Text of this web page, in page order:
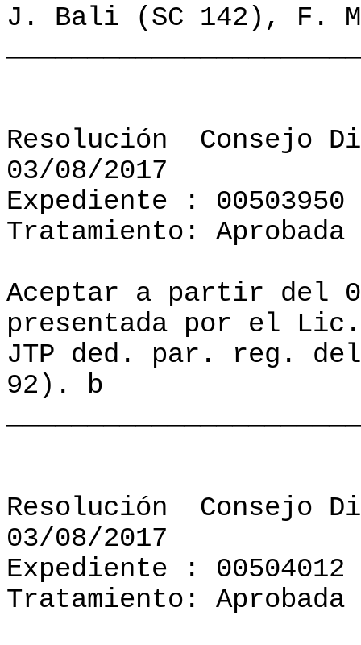
J. Bali (SC 142), F.
Resolución
Consejo
03/08/2017
Expediente : 00503950
Tratamiento: Aprobada
Aceptar a partir del
presentada por el
JTP ded. par. reg. del
92). b
Resolución
Consejo
03/08/2017
Expediente : 00504012
Tratamiento: Aprobada